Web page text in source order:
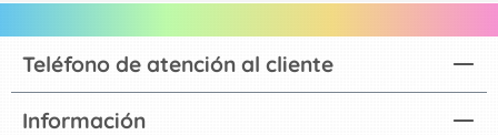
Teléfono de atención al cliente
Información